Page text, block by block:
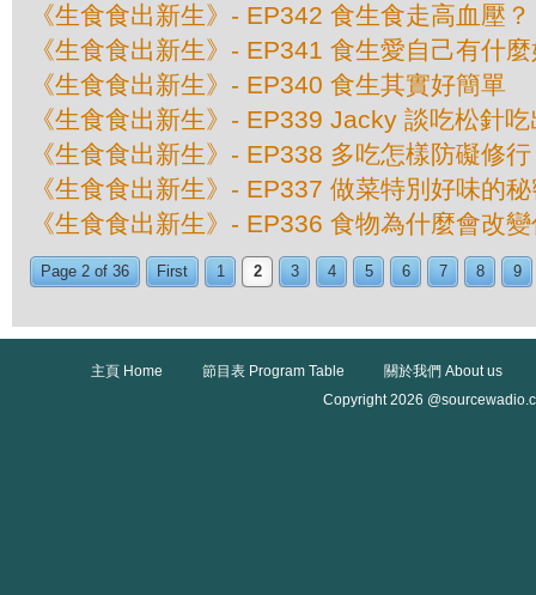
《生食食出新生》- EP342 食生食走高血壓？
《生食食出新生》- EP341 食生愛自己有什
《生食食出新生》- EP340 食生其實好簡單
《生食食出新生》- EP339 Jacky 談吃松針
《生食食出新生》- EP338 多吃怎樣防礙修行
《生食食出新生》- EP337 做菜特別好味的
《生食食出新生》- EP336 食物為什麼會改
Page 2 of 36 First 1 2 3 4 5 6 7 8 9
主頁 Home 節目表 Program Table
關於我們 About us
Copyright 2026